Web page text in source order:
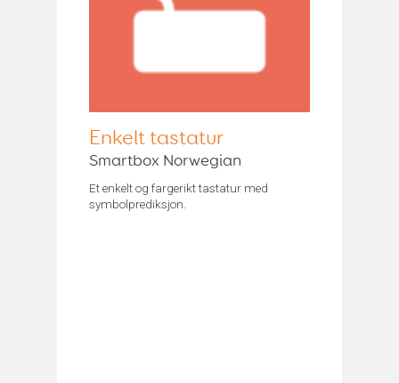
Enkelt tastatur
Smartbox Norwegian
Et enkelt og fargerikt tastatur med
symbolprediksjon.